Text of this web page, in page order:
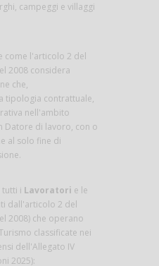
campeggi e villaggi
come l'articolo 2 del
2008 considera
che,
tipologia contrattuale,
nell'ambito
Datore di lavoro, con o
al solo fine di
i Lavoratori e le
dall'articolo 2 del
2008) che operano
classificate nei
dell'Allegato IV
2025):